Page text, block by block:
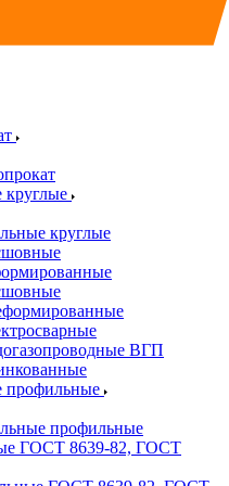
круглые
круглые
ВГП
профильные
профильные
ГОСТ 8639-82, ГОСТ